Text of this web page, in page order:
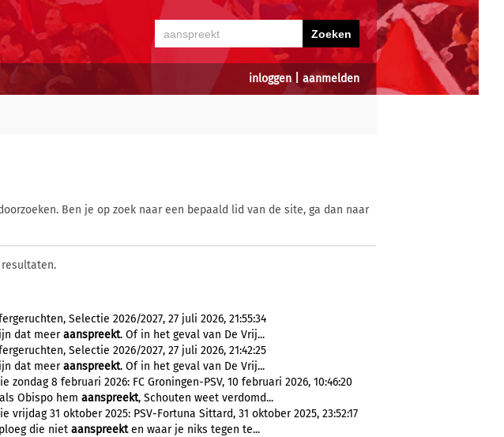
inloggen| aanmelden
Ben je op zoek naar een bepaald lid van de site, ga dan naar
resultaten.
Selectie 2026/2027, 27 juli 2026, 21:55:34
dat meeraanspreekt. Of in het geval van De Vrij...
Selectie 2026/2027, 27 juli 2026, 21:42:25
dat meeraanspreekt. Of in het geval van De Vrij...
8 februari 2026: FC Groningen-PSV, 10 februari 2026, 10:46:20
Obispo hem aanspreekt, Schouten weet verdomd...
31 oktober 2025: PSV-Fortuna Sittard, 31 oktober 2025, 23:52:17
die niet aanspreekten waar je niks tegen te...